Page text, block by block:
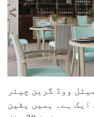
ووڈ گرین چیئر
ایک ہے۔ ہمیں یقین